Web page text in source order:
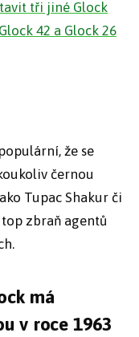
tři jiné Glock
42 a Glock 26
že se
černou
Tupac Shakur či
top zbraň agentů
má
v roce 1963